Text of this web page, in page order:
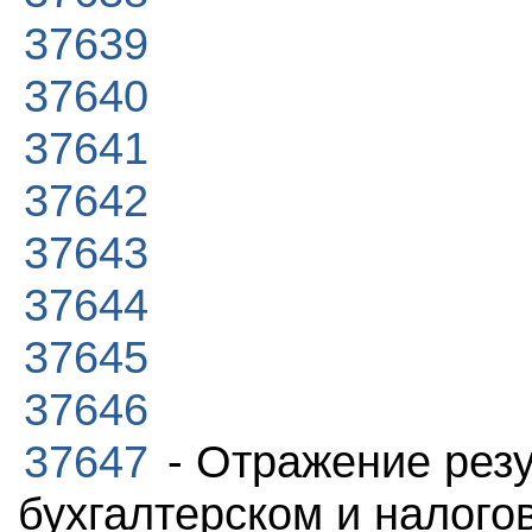
37639
37640
37641
37642
37643
37644
37645
37646
37647 - Отражение
бухгалтерском и